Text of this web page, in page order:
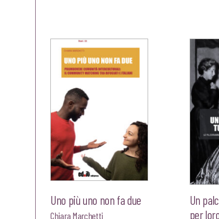
era:
€25,00.
è:
Uno più uno non fa due
Chiara Marchetti
Un
per